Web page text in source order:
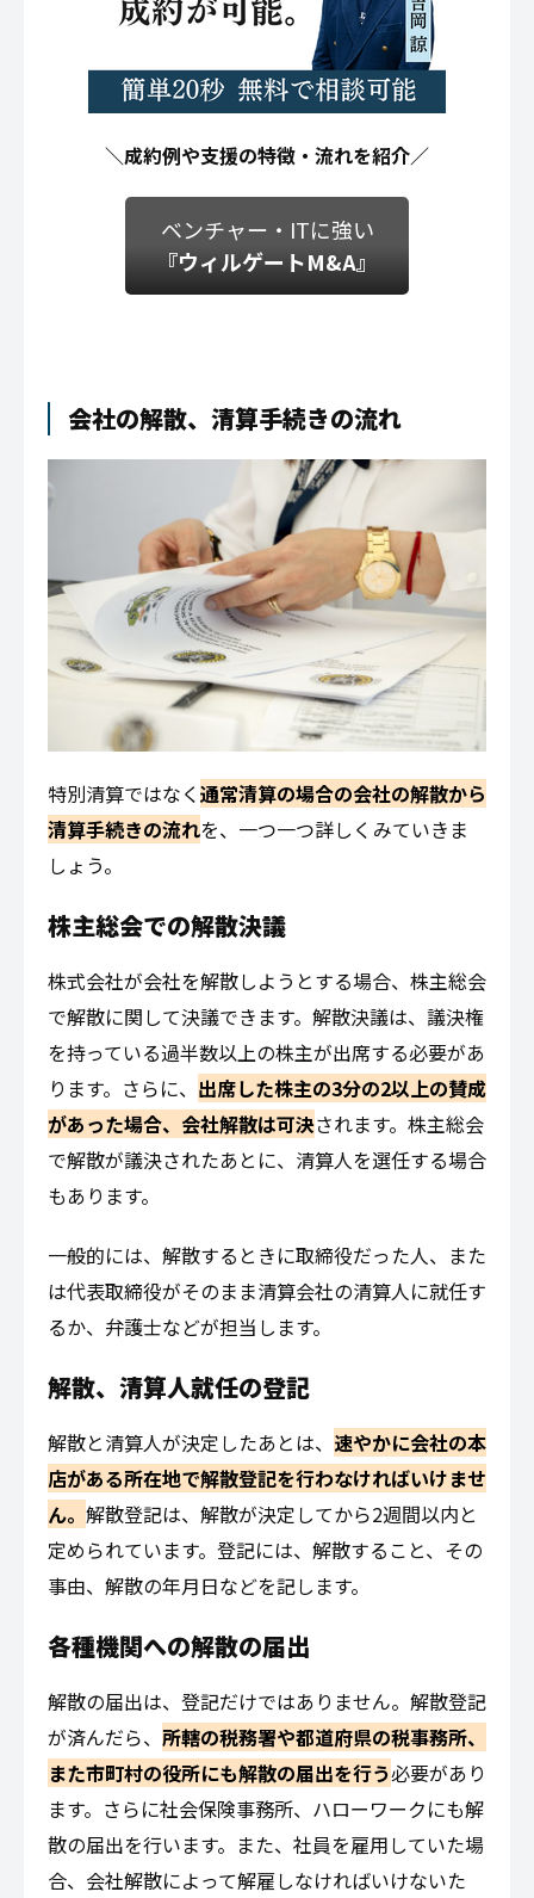
＼成約例や支援の特徴・流れを紹介／
ベンチャー・ITに強い
『ウィルゲートM&A』
会社の解散、清算手続きの流れ
特別清算ではなく通常清算の場合の会社の解散から
清算手続きの流れを、一つ一つ詳しくみていきま
しょう。
株主総会での解散決議
株式会社が会社を解散しようとする場合、株主総会
で解散に関して決議できます。解散決議は、議決権
を持っている過半数以上の株主が出席する必要があ
ります。さらに、 出席した株主の3分の2以上の賛成
があった場合、会社解散は可決されます。株主総会
で解散が議決されたあとに、清算人を選任する場合
もあります。
一般的には、解散するときに取締役だった人、また
は代表取締役がそのまま清算会社の清算人に就任す
るか、弁護士などが担当します。
解散、清算人就任の登記
解散と清算人が決定したあとは、 速やかに会社の本
店がある所在地で解散登記を行わなければいけませ
ん。 解散登記は、解散が決定してから2週間以内と
定められています。登記には、解散すること、その
事由、解散の年月日などを記します。
各種機関への解散の届出
解散の届出は、登記だけではありません。解散登記
が済んだら、 所轄の税務署や都道府県の税事務所、
また市町村の役所にも解散の届出を行う必要があり
ます。さらに社会保険事務所、ハローワークにも解
散の届出を行います。また、社員を雇用していた場
合、会社解散によって解雇しなければいけないた